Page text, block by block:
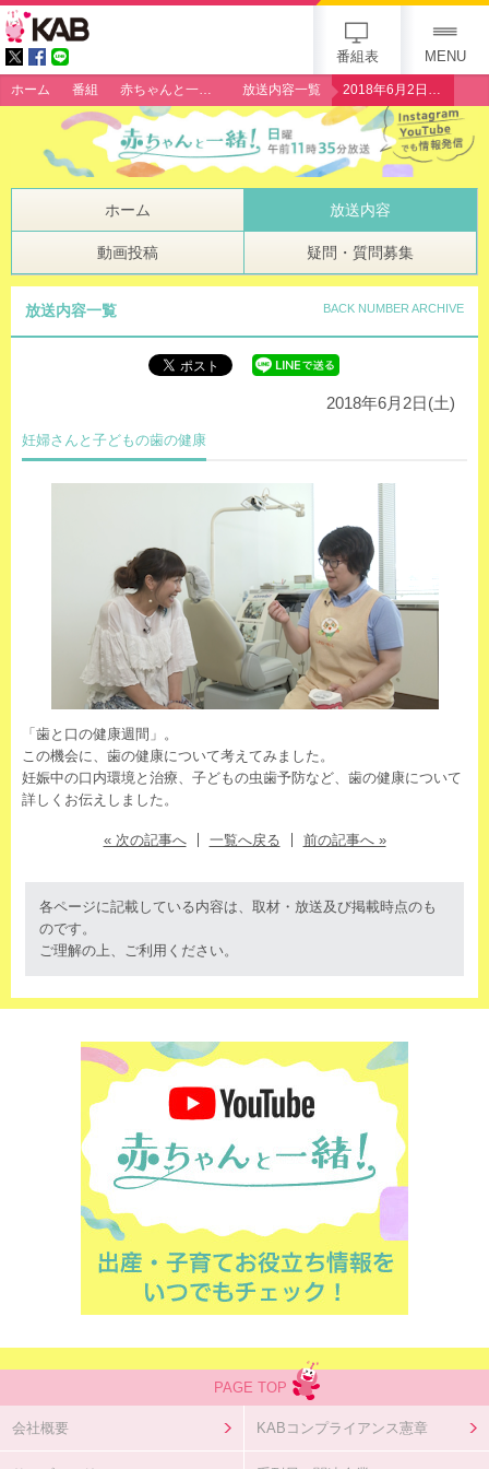
番組表 MENU
ホーム 番組 赤ちゃんと一緒！ 放送内容一覧 2018年6月2日（土）「妊婦さんと子どもの歯の健康」
ホーム 放送内容
動画投稿 疑問・質問募集
放送内容一覧 BACK NUMBER ARCHIVE
2018年6月2日(土)
妊婦さんと子どもの歯の健康
「歯と口の健康週間」。
この機会に、歯の健康について考えてみました。
妊娠中の口内環境と治療、子どもの虫歯予防など、歯の健康について
詳しくお伝えしました。
« 次の記事へ 一覧へ戻る 前の記事へ »
各ページに記載している内容は、取材・放送及び掲載時点のも
のです。
ご理解の上、ご利用ください。
PAGE TOP
会社概要 KABコンプライアンス憲章